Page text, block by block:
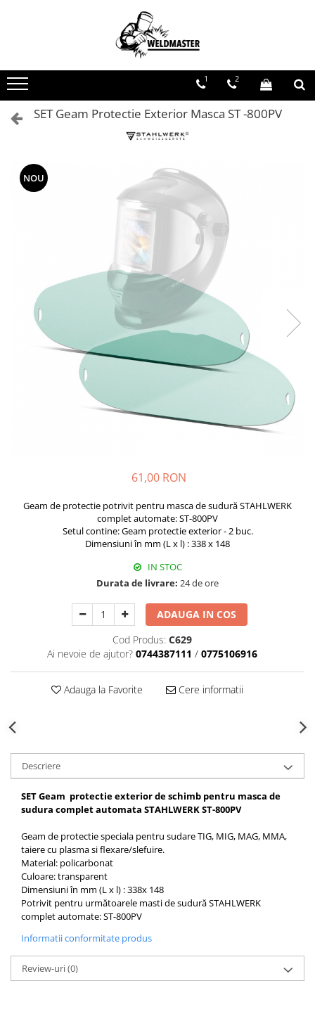
Aparate sudura MMA
Aparate de sudura fara gaz
Aparate de sudura MIG-MAG
Aparate de sudura TIG-WIG
Masti de sudura cu cristale lichide
Accesorii sudura
Accesorii taiere cu plasma
Consumabile, accesorii laser
Pistolete sudura MIG/MAG
Pistolete sudura TIG/WIG
Aparate de taiere cu plasma
Incalzitoare, sobe cu ulei ars
Piese incalzitoare cu ulei ars MTM
Aparate multifunctionale
Discuri abrazive, taiere, slefuire,
Discuri hibrid de slefuire polizare
Dulapuri scule, carucioare de scule
Echipamente de protectie
Lichide, sprayuri sudura
Mese de sudura
Pachete aparate sudura
electrozi sudura
Baghete sudura WIG (TIG)
Taiere sudare oxigaz
1 2
SET Geam Protectie Exterior Masca ST -800PV
NOU
61,00 RON
Geam de protectie potrivit pentru masca de sudură STAHLWERK
complet automate: ST-800PV
Setul contine: Geam protectie exterior - 2 buc.
Dimensiuni în mm (L x l) : 338 x 148
IN STOC
Durata de livrare: 24 de ore
ADAUGA IN COS
Cod Produs: C629
Ai nevoie de ajutor? 0744387111 / 0775106916
Adauga la Favorite Cere informatii
Descriere
SET Geam protectie exterior de schimb pentru masca de
sudura complet automata STAHLWERK ST-800PV
Geam de protectie speciala pentru sudare TIG, MIG, MAG, MMA,
taiere cu plasma si flexare/slefuire.
Material: policarbonat
Culoare: transparent
Dimensiuni în mm (L x l) : 338x 148
Potrivit pentru următoarele masti de sudură STAHLWERK
complet automate: ST-800PV
Informatii conformitate produs
Review-uri(0)